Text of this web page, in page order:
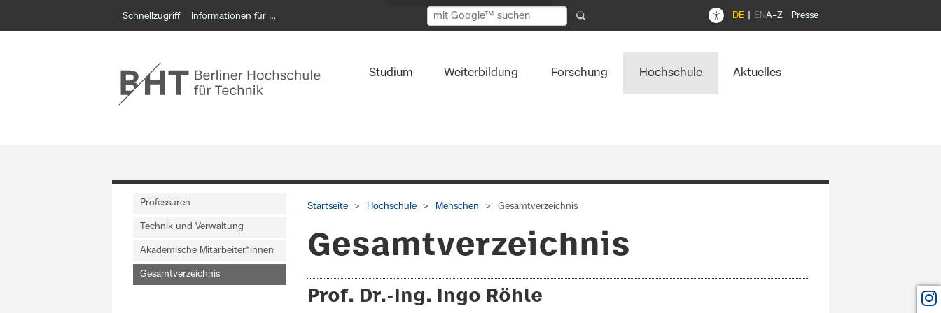
Schnellzugriff Informationen für … A–Z Presse
DE EN
Studium Weiterbildung Forschung Hochschule Aktuelles
Professuren
Technik und Verwaltung
Akademische Mitarbeiter*innen
Gesamtverzeichnis
Startseite Hochschule Menschen Gesamtverzeichnis
Gesamtverzeichnis
Prof. Dr.-Ing. Ingo Röhle